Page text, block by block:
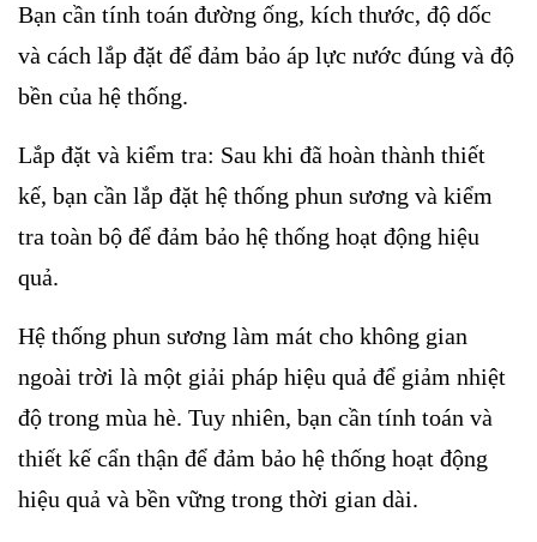
Bạn cần tính toán đường ống, kích thước, độ dốc
và cách lắp đặt để đảm bảo áp lực nước đúng và độ
bền của hệ thống.
Lắp đặt và kiểm tra: Sau khi đã hoàn thành thiết
kế, bạn cần lắp đặt hệ thống phun sương và kiểm
tra toàn bộ để đảm bảo hệ thống hoạt động hiệu
quả.
Hệ thống phun sương làm mát cho không gian
ngoài trời là một giải pháp hiệu quả để giảm nhiệt
độ trong mùa hè. Tuy nhiên, bạn cần tính toán và
thiết kế cẩn thận để đảm bảo hệ thống hoạt động
hiệu quả và bền vững trong thời gian dài.